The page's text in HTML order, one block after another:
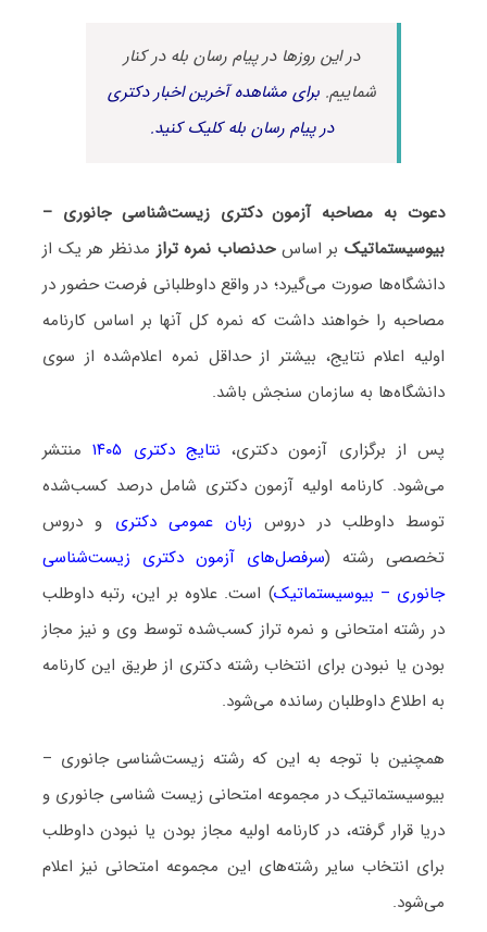
در این روزها در پیام رسان بله در کنار
شماییم.برای مشاهده آخرین اخبار دکتری
در پیام رسان بله کلیک کنید.
دعوت به مصاحبه آزمون دکتری زیست‌شناسی جانوری –
بیوسیستماتیکبر اساسحدنصاب نمره ترازمدنظر هر یک از
دانشگاه‌ها صورت می‌گیرد؛ در واقع داوطلبانی فرصت حضور در
مصاحبه را خواهند داشت که نمره کل آنها بر اساس کارنامه
اولیه اعلام نتایج، بیشتر از حداقل نمره اعلام‌شده از سوی
دانشگاه‌ها به سازمان سنجش باشد.
پس از برگزاری آزمون دکتری، نتایج دکتری ۱۴۰۵
منتشر
می‌شود. کارنامه اولیه آزمون دکتری شامل درصد کسب‌شده
توسط داوطلب در دروس زبان عمومی دکتری و دروس
تخصصی رشته (سرفصل‌های آزمون دکتری زیست‌شناسی
جانوری – بیوسیستماتیک) است. علاوه بر این، رتبه داوطلب
در رشته امتحانی و نمره تراز کسب‌شده توسط وی و نیز مجاز
بودن یا نبودن برای انتخاب رشته دکتری از طریق این کارنامه
به اطلاع داوطلبان رسانده می‌شود.
همچنین با توجه به این که رشته زیست‌شناسی جانوری –
بیوسیستماتیک در مجموعه امتحانی زیست شناسی جانوری و
دریا قرار گرفته، در کارنامه اولیه مجاز بودن یا نبودن داوطلب
برای انتخاب سایر رشته‌های این مجموعه امتحانی نیز اعلام
می‌شود.